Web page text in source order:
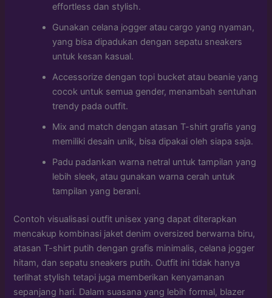
effortless dan stylish.
Gunakan celana jogger atau cargo yang nyaman,
yang bisa dipadukan dengan sepatu sneakers
untuk kesan kasual.
Accessorize dengan topi bucket atau beanie yang
cocok untuk semua gender, menambah sentuhan
trendy pada outfit.
Mix and match dengan atasan T-shirt grafis yang
memiliki desain unik, bisa dipakai oleh siapa saja.
Padu padankan warna netral untuk tampilan yang
lebih sleek, atau gunakan warna cerah untuk
tampilan yang berani.
Contoh visualisasi outfit unisex yang dapat diterapkan
mencakup kombinasi jaket denim oversized berwarna biru,
atasan T-shirt putih dengan grafis minimalis, celana jogger
hitam, dan sepatu sneakers putih. Outfit ini tidak hanya
terlihat stylish tetapi juga memberikan kenyamanan
sepanjang hari. Dalam suasana yang lebih formal, blazer